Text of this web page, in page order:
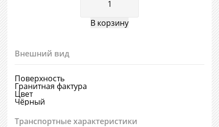
Внешний вид
Поверхность
Гранитная фактура
Цвет
Чёрный
Транспортные характеристики